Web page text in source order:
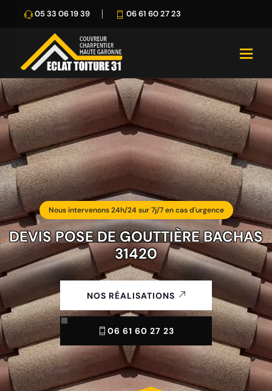
05 33 06 19 39 06 61 60 27 23
Nous intervenons 24h/24 sur 7j/7 en cas d'urgence
DEVIS POSE DE GOUTTIÈRE BACHAS
31420
NOS RÉALISATIONS
06 61 60 27 23